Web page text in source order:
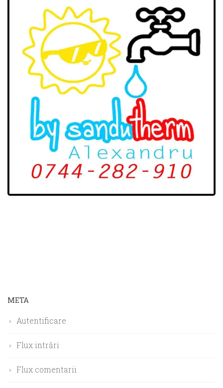
META
Autentificare
Flux intrări
Flux comentarii